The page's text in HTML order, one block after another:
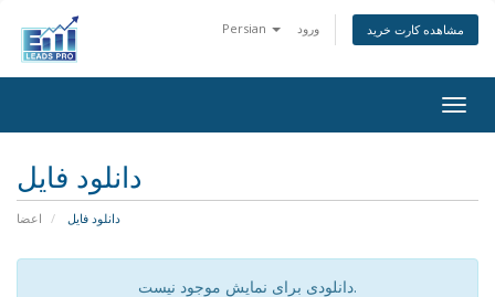
Persian ورود مشاهده کارت خرید
دانلود فایل
اعضا دانلود فایل
دانلودی برای نمایش موجود نیست.